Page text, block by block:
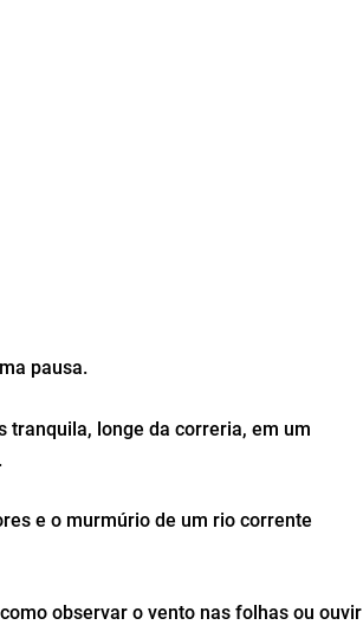
pausa.
tranquila, longe da correria, em um
e o murmúrio de um rio corrente
observar o vento nas folhas ou ouvir